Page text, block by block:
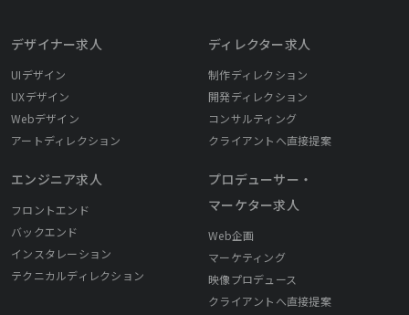
デザイナー求人
UIデザイン
UXデザイン
Webデザイン
アートディレクション
エンジニア求人
フロントエンド
バックエンド
インスタレーション
テクニカルディレクション
ディレクター求人
制作ディレクション
開発ディレクション
コンサルティング
クライアントへ直接提案
プロデューサー・
マーケター求人
Web企画
マーケティング
映像プロデュース
クライアントへ直接提案